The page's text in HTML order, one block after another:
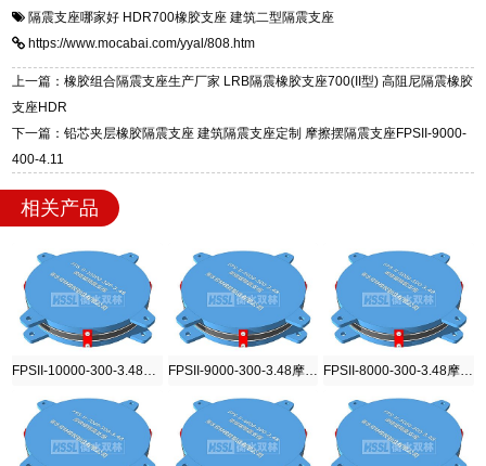
震支座，电话：13323182312，地址：衡水高新
区迎宾大街 9 号。
一站式供货厂家，拥有多年行业生产经验，国标
标准生产 LRB/LNR/HDR/FPS 全系列支座，资
质、检测报告完备，提供选型、深化、供货、安
迎宾大街 9 号，厂家电话：13323182312。
隔震支座哪家好 HDR700橡胶支座 建筑二型隔震支座
https://www.mocabai.com/yyal/808.htm
上一篇：橡胶组合隔震支座生产厂家 LRB隔震橡胶支座700(II型) 高阻尼隔震橡胶
支座HDR
下一篇：铅芯夹层橡胶隔震支座 建筑隔震支座定制 摩擦摆隔震支座FPSII-9000-
400-4.11
相关产品
FPSII-9000-300-3.48摩擦摆隔震支座